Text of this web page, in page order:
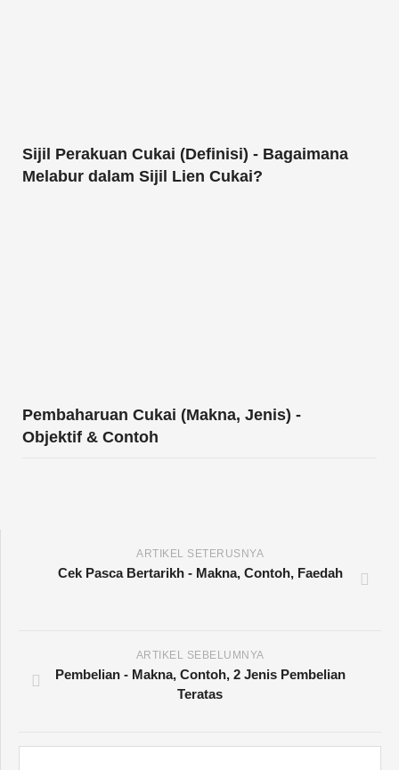
Sijil Perakuan Cukai (Definisi) - Bagaimana
Melabur dalam Sijil Lien Cukai?
Pembaharuan Cukai (Makna, Jenis) -
Objektif & Contoh
ARTIKEL SETERUSNYA
Cek Pasca Bertarikh - Makna, Contoh, Faedah
ARTIKEL SEBELUMNYA
Pembelian - Makna, Contoh, 2 Jenis Pembelian
Teratas